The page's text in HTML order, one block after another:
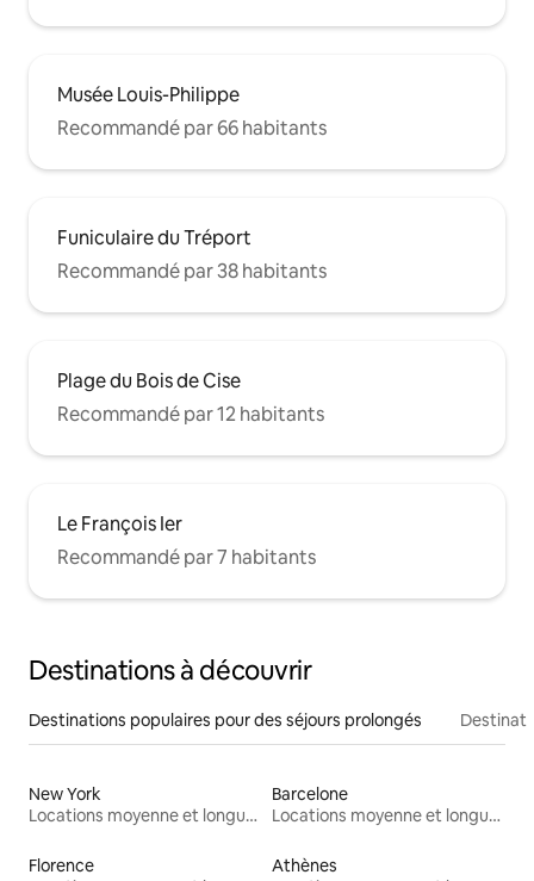
Musée Louis-Philippe
Recommandé par 66 habitants
Funiculaire du Tréport
Recommandé par 38 habitants
Plage du Bois de Cise
Recommandé par 12 habitants
Le François Ier
Recommandé par 7 habitants
Destinations à découvrir
Destinations populaires pour des séjours prolongés
New York
Locations moyenne et longue durée
Barcelone
Locations moyenne et longue durée
Florence
Athènes